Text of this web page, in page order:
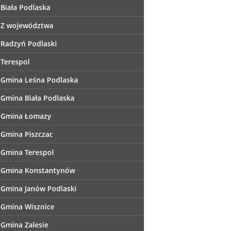
Biała Podlaska
Z województwa
Radzyń Podlaski
Terespol
Gmina Leśna Podlaska
Gmina Biała Podlaska
Gmina Łomazy
Gmina Piszczac
Gmina Terespol
Gmina Konstantynów
Gmina Janów Podlaski
Gmina Wisznice
Gmina Zalesie